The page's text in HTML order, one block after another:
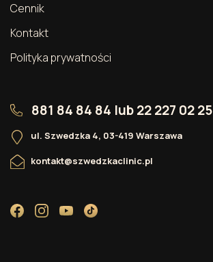
Cennik
Kontakt
Polityka prywatności
881 84 84 84 lub22 227 02 25
ul. Szwedzka 4, 03-419 Warszawa
kontakt@szwedzkaclinic.pl